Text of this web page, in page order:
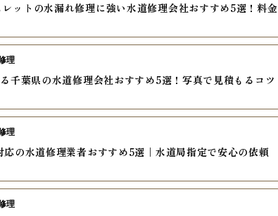
ットの水漏れ修理に強い水道修理会社おすすめ5選！料金
千葉県の水道修理会社おすすめ5選！写真で見積もるコツ
理
の水道修理業者おすすめ5選｜水道局指定で安心の依頼
理
理